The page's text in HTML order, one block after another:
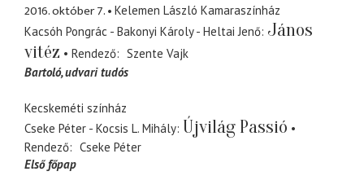
2016. október 7.
Kelemen László Kamaraszínház
Kacsóh Pongrác - Bakonyi Károly - Heltai Jenő János
vitéz
Rendező
Szente Vajk
Bartoló udvari tudós
Kecskeméti színház
Cseke Péter - Kocsis L. Mihály Újvilág Passió
Rendező
Cseke Péter
Első főpap